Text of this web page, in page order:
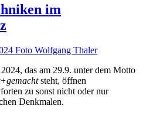
im
das am 29.9. unter dem Motto
steht, öffnen
zu sonst nicht oder nur
Denkmalen.